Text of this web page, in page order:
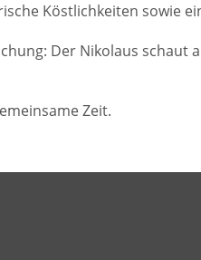
Köstlichkeiten sowie
Der Nikolaus schaut
Zeit.